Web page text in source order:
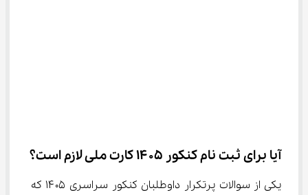
آیا برای ثبت نام کنکور ۱۴۰۵ کارت ملی لازم است؟
یکی از سوالات پرتکرار داوطلبان کنکور سراسری ۱۴۰۵ که